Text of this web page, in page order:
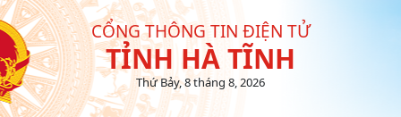
CỔNG THÔNG TIN ĐIỆN TỬ
TỈNH HÀ TĨNH
Thứ Bảy, 8 tháng 8, 2026